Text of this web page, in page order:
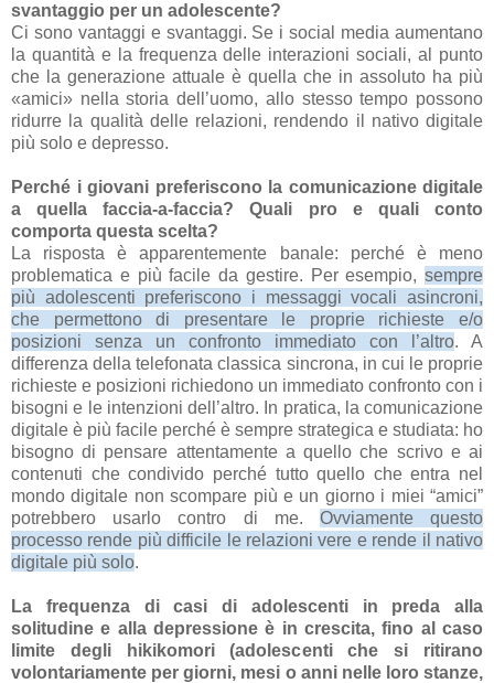
svantaggio per un adolescente?
Ci sono vantaggi e svantaggi. Se i social media aumentano
la quantità e la frequenza delle interazioni sociali, al punto
che la generazione attuale è quella che in assoluto ha più
«amici» nella storia dell’uomo, allo stesso tempo possono
ridurre la qualità delle relazioni, rendendo il nativo digitale
più solo e depresso.
Perché i giovani preferiscono la comunicazione digitale
a quella faccia-a-faccia? Quali pro e quali conto
comporta questa scelta?
La risposta è apparentemente banale: perché è meno
problematica e più facile da gestire. Per esempio, sempre
più adolescenti preferiscono i messaggi vocali asincroni,
che permettono di presentare le proprie richieste e/o
posizioni senza un confronto immediato con l’altro. A
differenza della telefonata classica sincrona, in cui le proprie
richieste e posizioni richiedono un immediato confronto con i
bisogni e le intenzioni dell’altro. In pratica, la comunicazione
digitale è più facile perché è sempre strategica e studiata: ho
bisogno di pensare attentamente a quello che scrivo e ai
contenuti che condivido perché tutto quello che entra nel
mondo digitale non scompare più e un giorno i miei “amici”
potrebbero usarlo contro di me. Ovviamente questo
processo rende più difficile le relazioni vere e rende il nativo
digitale più solo.
La frequenza di casi di adolescenti in preda alla
solitudine e alla depressione è in crescita, fino al caso
limite degli hikikomori (adolescenti che si ritirano
volontariamente per giorni, mesi o anni nelle loro stanze,